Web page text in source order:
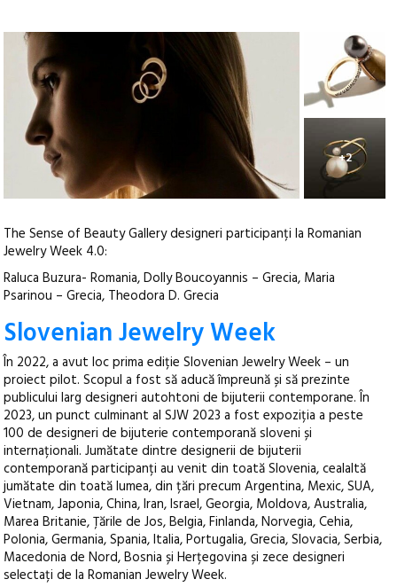
+2
The Sense of Beauty Gallery designeri participanți la Romanian
Jewelry Week 4.0:
Raluca Buzura- Romania, Dolly Boucoyannis – Grecia, Maria
Psarinou – Grecia, Theodora D. Grecia
Slovenian Jewelry Week
În 2022, a avut loc prima ediție Slovenian Jewelry Week – un
proiect pilot. Scopul a fost să aducă împreună și să prezinte
publicului larg designeri autohtoni de bijuterii contemporane. În
2023, un punct culminant al SJW 2023 a fost expoziția a peste
100 de designeri de bijuterie contemporană sloveni și
internaționali. Jumătate dintre designerii de bijuterii
contemporană participanți au venit din toată Slovenia, cealaltă
jumătate din toată lumea, din țări precum Argentina, Mexic, SUA,
Vietnam, Japonia, China, Iran, Israel, Georgia, Moldova, Australia,
Marea Britanie, Țările de Jos, Belgia, Finlanda, Norvegia, Cehia,
Polonia, Germania, Spania, Italia, Portugalia, Grecia, Slovacia, Serbia,
Macedonia de Nord, Bosnia și Herțegovina și zece designeri
selectați de la Romanian Jewelry Week.